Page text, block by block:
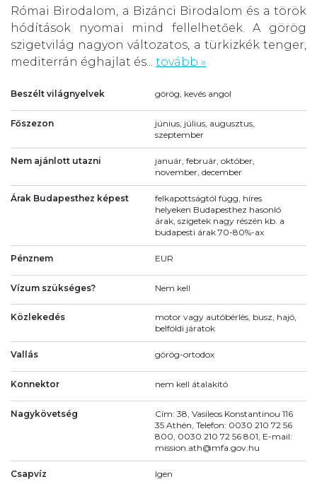
Római Birodalom, a Bizánci Birodalom és a török
hódítások nyomai mind fellelhetőek. A görög
szigetvilág nagyon változatos, a türkizkék tenger,
mediterrán éghajlat és... tovább »
Beszélt világnyelvek görög, kevés angol
Főszezon
június, július, augusztus,
szeptember
Nem ajánlott utazni
január, február, október,
november, december
Árak Budapesthez képest
felkapottságtól függ, híres
helyeken Budapesthez hasonló
árak, szigetek nagy részén kb. a
budapesti árak 70-80%-ax
Pénznem EUR
Vízum szükséges? Nem kell
Közlekedés
motor vagy autóbérlés, busz, hajó,
belföldi járatok
Vallás görög-ortodox
Konnektor nem kell átalakító
Nagykövetség
Cím: 38, Vasileos Konstantinou 116
35 Athén, Telefon: 0030 210 72 56
800, 0030 210 72 56 801, E-mail:
mission.ath@mfa.gov.hu
Csapvíz Igen